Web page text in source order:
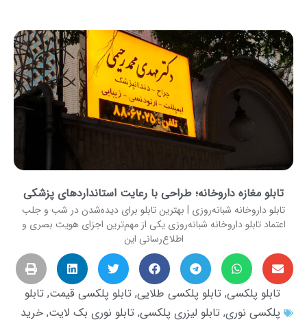
تابلو مغازه داروخانه؛ طراحی با رعایت استانداردهای پزشکی
تابلو داروخانه شبانه‌روزی | بهترین تابلو برای دیده‌شدن در شب و جلب
اعتماد تابلو داروخانه شبانه‌روزی یکی از مهم‌ترین اجزای هویت بصری و
اطلاع‌رسانی این
تابلو پلکسی, تابلو پلکسی طلایی, تابلو پلکسی قیمت, تابلو
پلکسی نوری, تابلو لیزری پلکسی, تابلو نوری بک لایت, خرید